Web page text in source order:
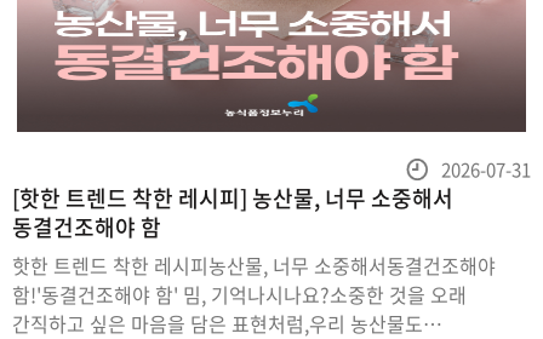
[핫한 트렌드 착한 레시피] 농산물, 너무 소중해서
동결건조해야 함
핫한 트렌드 착한 레시피농산물, 너무 소중해서동결건조해야
함!'동결건조해야 함' 밈, 기억나시나요?소중한 것을 오래
간직하고 싶은 마음을 담은 표현처럼,우리 농산물도
등
록
2026-07-31